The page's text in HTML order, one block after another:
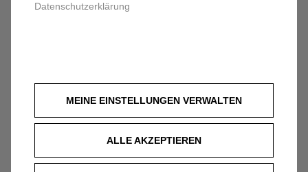
Datenschutzerklärung
MEINE EINSTELLUNGEN VERWALTEN
ALLE AKZEPTIEREN